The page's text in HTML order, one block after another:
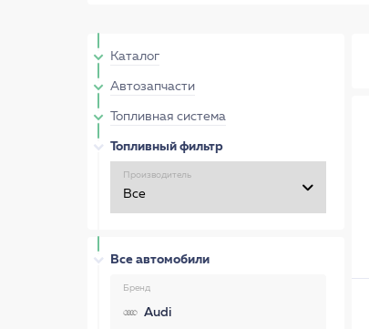
Каталог
Автозапчасти
Топливная система
Топливный фильтр
Производитель
Все автомобили
Бренд
Audi